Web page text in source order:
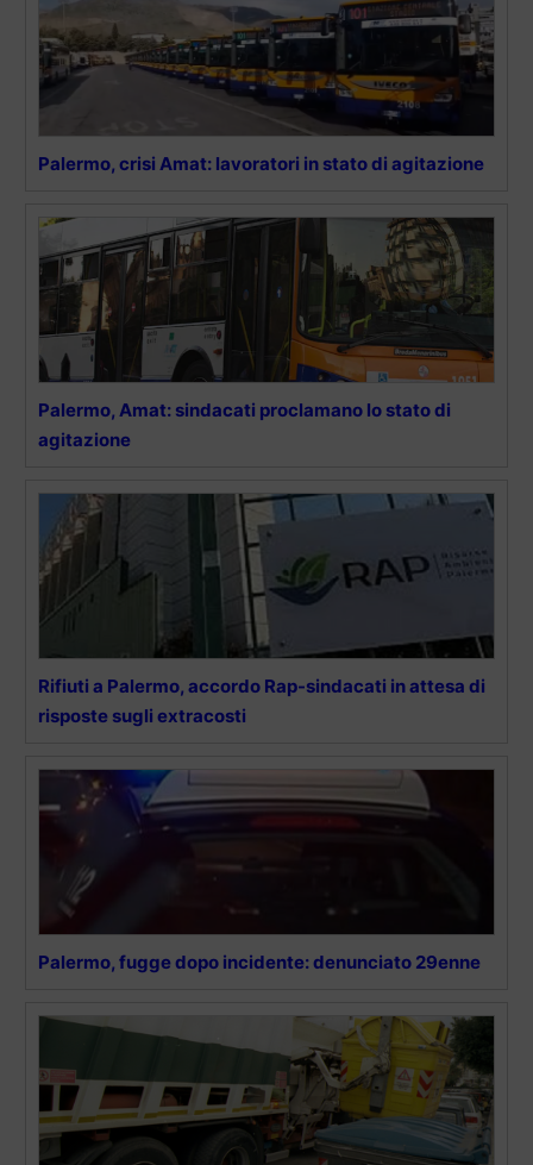
Palermo, crisi Amat: lavoratori in stato di agitazione
Palermo, Amat: sindacati proclamano lo stato di
agitazione
Rifiuti a Palermo, accordo Rap-sindacati in attesa di
risposte sugli extracosti
Palermo, fugge dopo incidente: denunciato 29enne